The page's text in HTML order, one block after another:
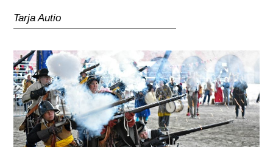
Tarja Autio